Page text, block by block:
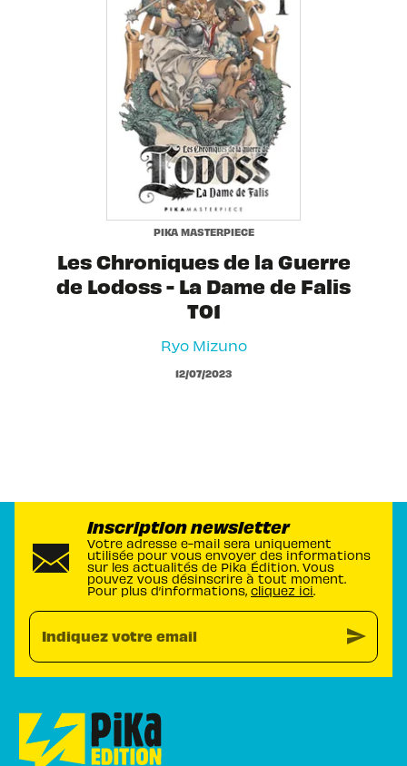
PIKA MASTERPIECE
Les Chroniques de la Guerre
de Lodoss - La Dame de Falis
T01
Ryo Mizuno
12/07/2023
Inscription newsletter
Votre adresse e-mail sera uniquement
utilisée pour vous envoyer des informations
sur les actualités de Pika Édition. Vous
pouvez vous désinscrire à tout moment.
Pour plus d’informations, cliquez ici.
Indiquez votre email send